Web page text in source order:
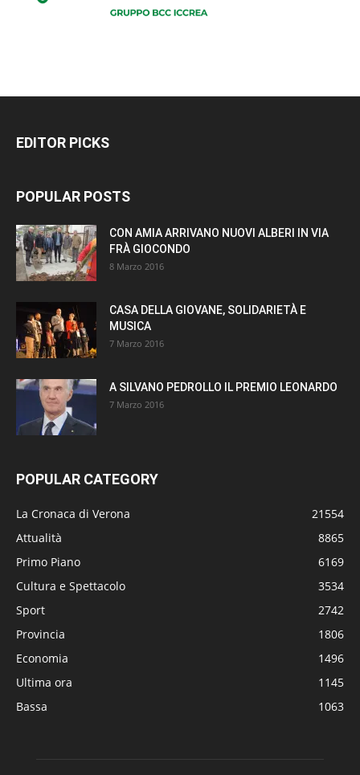
EDITOR PICKS
POPULAR POSTS
CON AMIA ARRIVANO NUOVI ALBERI IN VIA
FRÀ GIOCONDO
8 Marzo 2016
CASA DELLA GIOVANE, SOLIDARIETÀ E
MUSICA
7 Marzo 2016
A SILVANO PEDROLLO IL PREMIO LEONARDO
7 Marzo 2016
POPULAR CATEGORY
La Cronaca di Verona
21554
Attualità
8865
Primo Piano
6169
Cultura e Spettacolo
3534
Sport
2742
Provincia
1806
Economia
1496
Ultima ora
1145
Bassa
1063